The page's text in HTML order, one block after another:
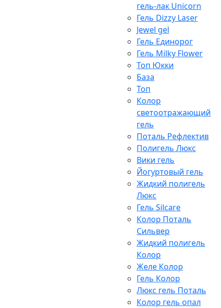
гель-лак Unicorn
Гель Dizzy Laser
Jewel gel
Гель Единорог
Гель Milky Flower
Топ Юкки
База
Топ
Колор
светоотражающий
гель
Поталь Рефлектив
Полигель Люкс
Вики гель
Йогуртовый гель
Жидкий полигель
Люкс
Гель Silcare
Колор Поталь
Сильвер
Жидкий полигель
Колор
Желе Колор
Гель Колор
Люкс гель Поталь
Колор гель опал